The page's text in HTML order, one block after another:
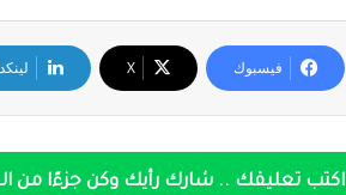
فيسبوك ‫X
اكتب تعليقك .. شارك رأيك وكن جزءًا من